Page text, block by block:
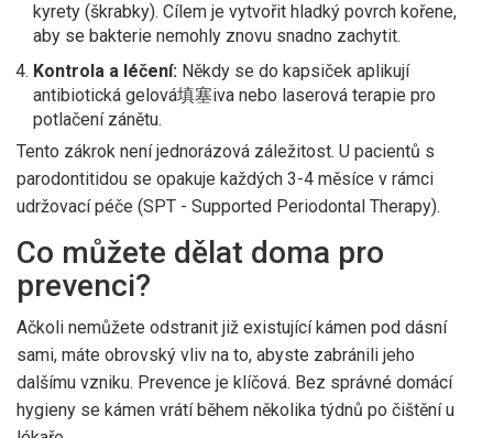
kyrety (škrabky). Cílem je vytvořit hladký povrch kořene,
aby se bakterie nemohly znovu snadno zachytit.
Kontrola a léčení: Někdy se do kapsiček aplikují
antibiotická gelová填塞iva nebo laserová terapie pro
potlačení zánětu.
Tento zákrok není jednorázová záležitost. U pacientů s
parodontitidou se opakuje každých 3-4 měsíce v rámci
udržovací péče (SPT - Supported Periodontal Therapy).
Co můžete dělat doma pro
prevenci?
Ačkoli nemůžete odstranit již existující kámen pod dásní
sami, máte obrovský vliv na to, abyste zabránili jeho
dalšímu vzniku. Prevence je klíčová. Bez správné domácí
hygieny se kámen vrátí během několika týdnů po čištění u